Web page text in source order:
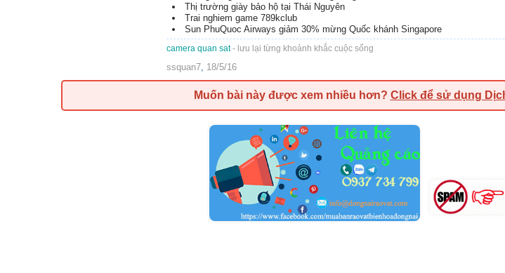
Thị trường giày bảo hộ tại Thái Nguyên
Trai nghiem game 789kclub
Sun PhuQuoc Airways giảm 30% mừng Quốc khánh Singapore
camera quan sat- lưu lại từng khoảnh khắc cuộc sống
ssquan7, 18/5/16
Muốn bài này được xem nhiều hơn? Click để sử dụng